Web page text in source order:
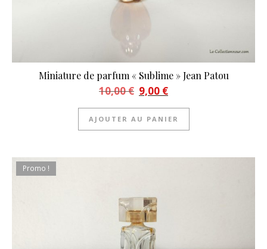
Miniature de parfum « Sublime » Jean Patou
10,00€ Le prix initial était : 10,00 €.
9,00 €Le prix actuel est : 9,00 €.
AJOUTER AU PANIER
Promo !